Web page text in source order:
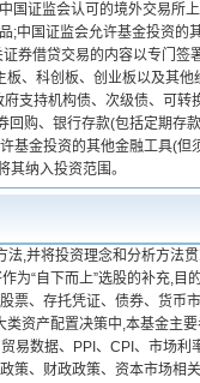
国证监会认可的境外交易所
;中国证监会允许基金投资的
券借贷交易的内容以专门签
、科创板、创业板以及其
支持机构债、次级债、可转
购、银行存款(包括定期存
基金投资的其他金融工具(但
纳入投资范围。
,并将投资理念和分析方法
为“自下而上”选股的补充,目
票、存托凭证、债券、货币
资产配置决策中,本基金主
易数据、PPI、CPI、市场利
策、财政政策、资本市场相